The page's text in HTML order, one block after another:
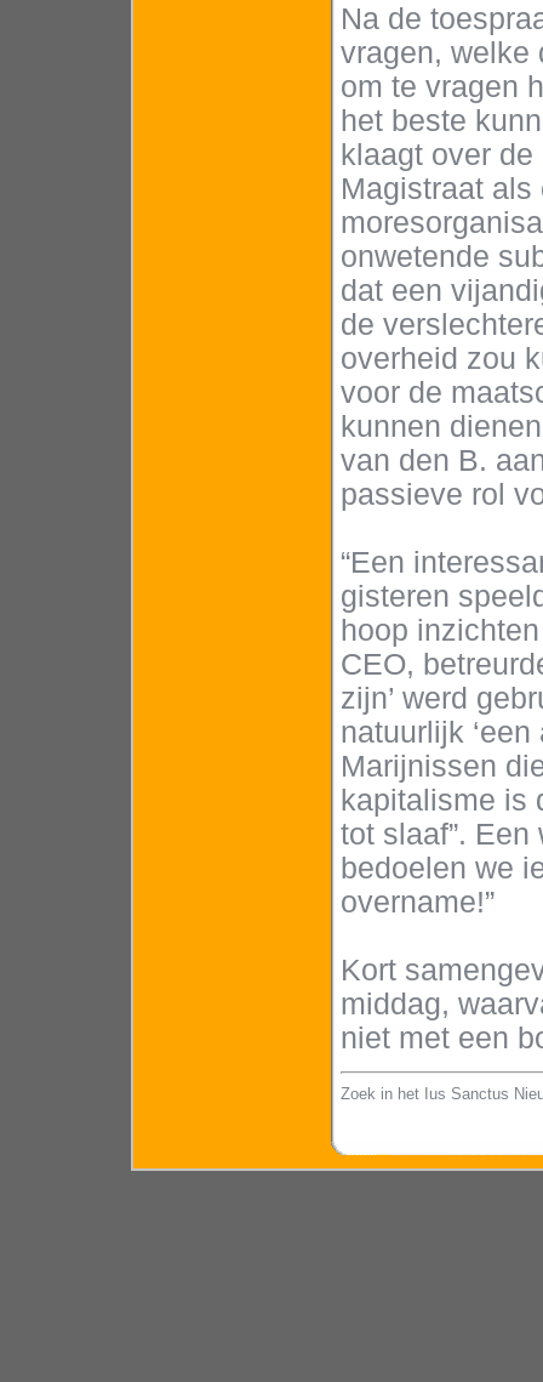
Na de
vragen, welke
om te vragen
het beste
klaagt over de
Magistraat
onwetende
dat een
de
overheid zou
voor de
kunnen
van den B.
passieve rol
“Een
gisteren
hoop
CEO,
zijn’ werd
natuurlijk ‘een
Marijnissen
kapitalisme is
tot slaaf”.
bedoelen we
overname!”
Kort
middag,
niet met een
Zoek in het Ius Sanctus